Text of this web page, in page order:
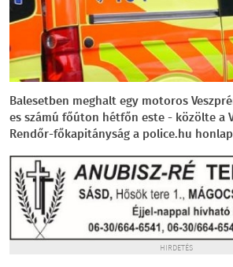
Balesetben meghalt egy motoros
es számú főúton hétfőn este - közölte a
Rendőr-főkapitányság a police.hu
HIRDETÉS